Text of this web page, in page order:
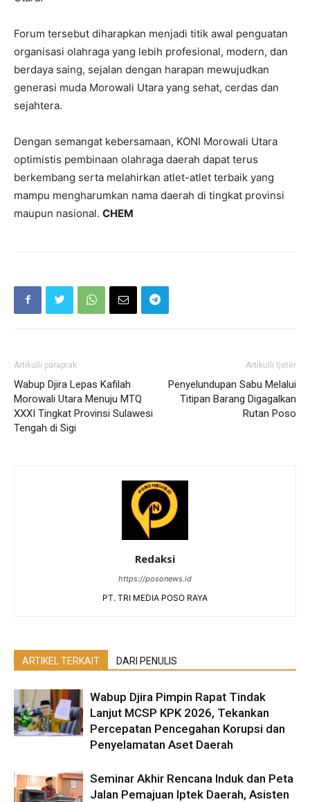
Forum tersebut diharapkan menjadi titik awal penguatan
organisasi olahraga yang lebih profesional, modern, dan
berdaya saing, sejalan dengan harapan mewujudkan
generasi muda Morowali Utara yang sehat, cerdas dan
sejahtera.
Dengan semangat kebersamaan, KONI Morowali Utara
optimistis pembinaan olahraga daerah dapat terus
berkembang serta melahirkan atlet-atlet terbaik yang
mampu mengharumkan nama daerah di tingkat provinsi
maupun nasional. CHEM
Artikulli paraprak
Wabup Djira Lepas Kafilah
Morowali Utara Menuju MTQ
XXXI Tingkat Provinsi Sulawesi
Tengah di Sigi
Artikulli tjetër
Penyelundupan Sabu Melalui
Titipan Barang Digagalkan
Rutan Poso
Redaksi
https://posonews.id
PT. TRI MEDIA POSO RAYA
ARTIKEL TERKAIT DARI PENULIS
Wabup Djira Pimpin Rapat Tindak
Lanjut MCSP KPK 2026, Tekankan
Percepatan Pencegahan Korupsi dan
Penyelamatan Aset Daerah
Seminar Akhir Rencana Induk dan Peta
Jalan Pemajuan Iptek Daerah, Asisten